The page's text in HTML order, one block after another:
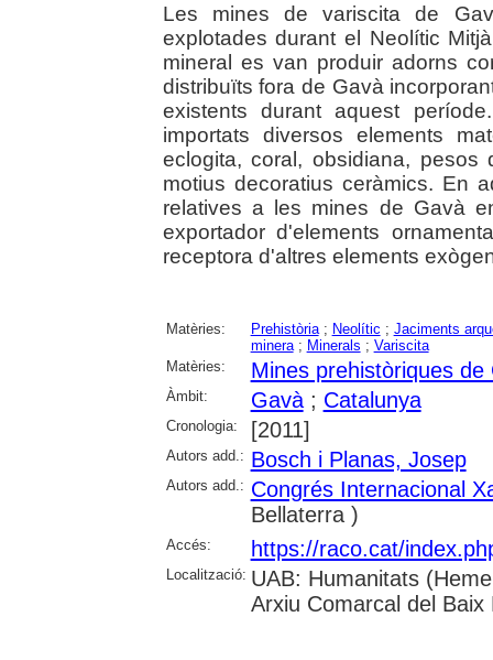
Les mines de variscita de
explotades durant el Neolític
mineral es van produir adorns
distribuïts fora de Gavà
existents durant aquest
importats diversos elements
eclogita, coral, obsidiana,
motius decoratius ceràmics. En
relatives a les mines de Gavà
exportador d'elements
receptora d'altres elements
Matèries: Prehistòria; Neolític ; Jaciments
minera; Minerals ; Variscita
Matèries:
Mines prehistòriques de
Àmbit: Gavà; Catalunya
Cronologia: [2011]
Autors add.: Bosch i Planas, Josep
Autors add.: Congrés Internacional
Bellaterra )
Accés: https://raco.cat/
Localització: UAB: Humanitats
Arxiu Comarcal del